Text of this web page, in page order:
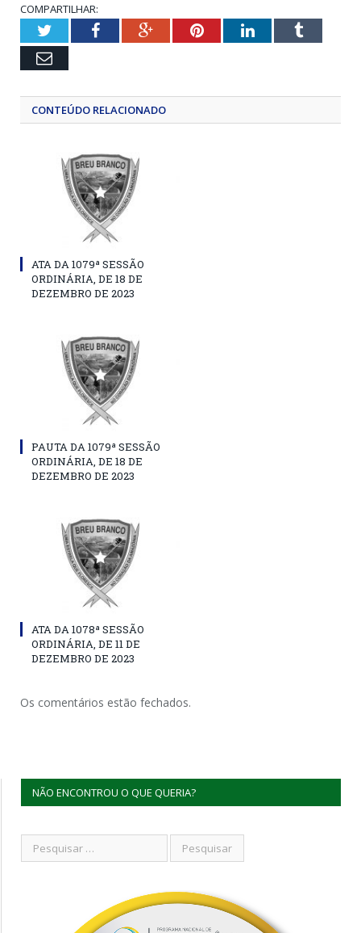
COMPARTILHAR:
TwitterFacebookGoogle+PinterestLinkedInTumblr
Email
CONTEÚDO RELACIONADO
ATA DA 1079ª SESSÃO
ORDINÁRIA, DE 18 DE
DEZEMBRO DE 2023
PAUTA DA 1079ª SESSÃO
ORDINÁRIA, DE 18 DE
DEZEMBRO DE 2023
ATA DA 1078ª SESSÃO
ORDINÁRIA, DE 11 DE
DEZEMBRO DE 2023
Os comentários estão fechados.
NÃO ENCONTROU O QUE QUERIA?